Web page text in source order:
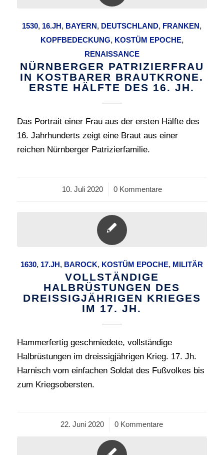
1530, 16.JH, BAYERN, DEUTSCHLAND, FRANKEN,
KOPFBEDECKUNG, KOSTÜM EPOCHE,
RENAISSANCE
NÜRNBERGER PATRIZIERFRAU
IN KOSTBARER BRAUTKRONE.
ERSTE HÄLFTE DES 16. JH.
Das Portrait einer Frau aus der ersten Hälfte des
16. Jahrhunderts zeigt eine Braut aus einer
reichen Nürnberger Patrizierfamilie.
10. Juli 2020
/ 0 Kommentare
1630, 17.JH, BAROCK, KOSTÜM EPOCHE, MILITÄR
VOLLSTÄNDIGE
HALBRÜSTUNGEN DES
DREISSIGJÄHRIGEN KRIEGES
IM 17. JH.
Hammerfertig geschmiedete, vollständige
Halbrüstungen im dreissigjährigen Krieg. 17. Jh.
Harnisch vom einfachen Soldat des Fußvolkes bis
zum Kriegsobersten.
22. Juni 2020
/ 0 Kommentare